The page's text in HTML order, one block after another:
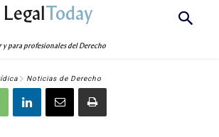
LegalToday
y para profesionales del Derecho
Noticias de Derecho